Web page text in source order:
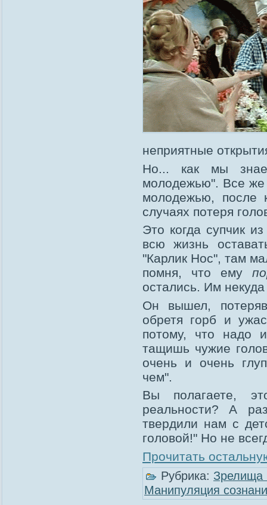
неприятные
Но... как мы
молодежью". Все же
молодежью, после
случаях потеря
Это когда супчик
всю жизнь
"Карлик Нос", там
помня, что ему
остались. Им
Он вышел,
обретя горб и
потому, что надо
тащишь чужие
очень и очень
чем".
Вы полагаете,
реальности? А
твердили нам с
головой!" Но не
Прочитать
Рубрика: Зрелища
Манипуляция